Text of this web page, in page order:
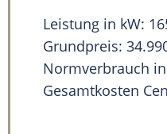
Leistung in kW:
Grundpreis:
Normverbrauch
Gesamtkosten